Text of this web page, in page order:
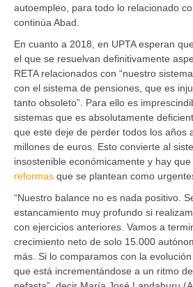
autoempleo, para todo lo relacionado
continúa Abad.
En cuanto a 2018, en UPTA esperan
el que se resuelvan definitivamente
RETA relacionados con “nuestro
con el sistema de pensiones, que es
tanto obsoleto”. Para ello es
sistemas que es absolutamente
que este deje de perder todos los años
millones de euros. Esto convierte al
insostenible económicamente y hay que
reformas que se plantean como
“Nuestro balance no es nada positivo.
estancamiento muy profundo si
con ejercicios anteriores. Vamos a
crecimiento neto de solo 15.000
más. Si lo comparamos con la
que está incrementándose a un ritmo